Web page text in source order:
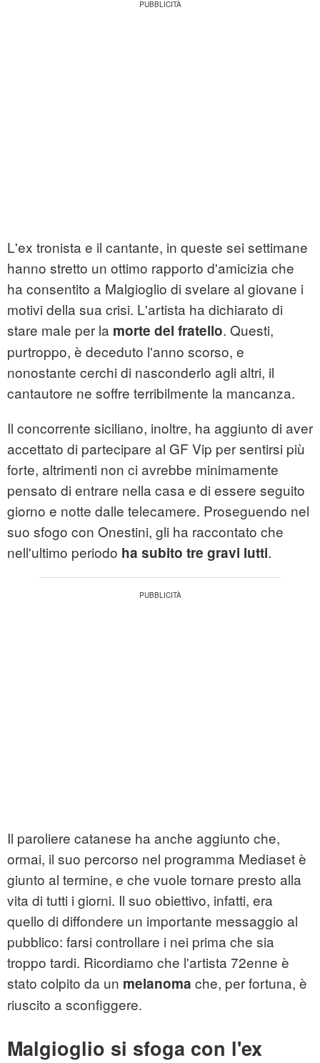
L'ex tronista e il cantante, in queste sei settimane
hanno stretto un ottimo rapporto d'amicizia che
ha consentito a Malgioglio di svelare al giovane i
motivi della sua crisi. L'artista ha dichiarato di
stare male per la morte del fratello. Questi,
purtroppo, è deceduto l'anno scorso, e
nonostante cerchi di nasconderlo agli altri, il
cantautore ne soffre terribilmente la mancanza.
Il concorrente siciliano, inoltre, ha aggiunto di aver
accettato di partecipare al GF Vip per sentirsi più
forte, altrimenti non ci avrebbe minimamente
pensato di entrare nella casa e di essere seguito
giorno e notte dalle telecamere. Proseguendo nel
suo sfogo con Onestini, gli ha raccontato che
nell'ultimo periodo ha subito tre gravi lutti.
Il paroliere catanese ha anche aggiunto che,
ormai, il suo percorso nel programma Mediaset è
giunto al termine, e che vuole tornare presto alla
vita di tutti i giorni. Il suo obiettivo, infatti, era
quello di diffondere un importante messaggio al
pubblico: farsi controllare i nei prima che sia
troppo tardi. Ricordiamo che l'artista 72enne è
stato colpito da un melanoma che, per fortuna, è
riuscito a sconfiggere.
Malgioglio si sfoga con l'ex